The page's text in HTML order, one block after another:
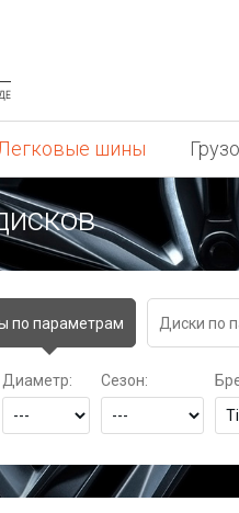
шины
по параметрам Диски по
Диаметр: Сезон: